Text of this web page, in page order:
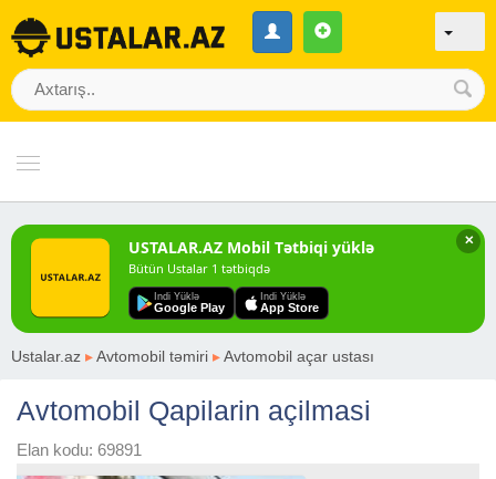
✕
USTALAR.AZ Mobil Tətbiqi yüklə
Bütün Ustalar 1 tətbiqdə
Indi Yüklə
Google Play
Indi Yüklə
App Store
Ustalar.az ▸Avtomobil təmiri ▸Avtomobil açar ustası
Avtomobil Qapilarin açilmasi
Elan kodu: 69891